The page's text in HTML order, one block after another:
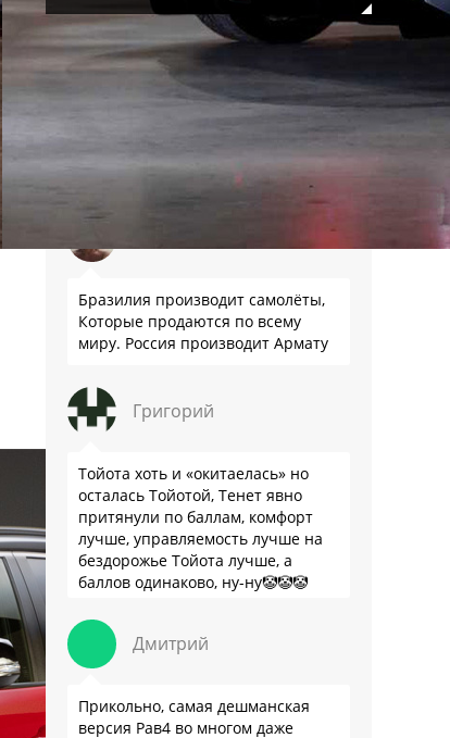
Официальный GAC S7:
покупать или нет? Семь
мнений и замеры на полигоне
Сейчас обсуждают
Владимир Шапошников
Бразилия производит самолёты,
Которые продаются по всему
миру. Россия производит Армату
Григорий
Тойота хоть и «окитаелась» но
осталась Тойотой, Тенет явно
притянули по баллам, комфорт
лучше, управляемость лучше на
бездорожье Тойота лучше, а
баллов одинаково, ну-ну🤡🤡🤡
Дмитрий
Прикольно, самая дешманская
версия Рав4 во многом даже